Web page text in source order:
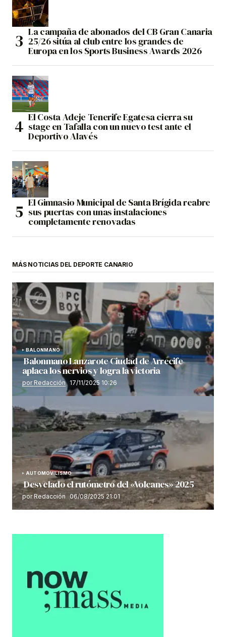
La campaña de abonados del CB Gran Canaria
25/26 sitúa al club entre los grandes de
Europa en los Sports Business Awards 2026
El Costa Adeje Tenerife Egatesa cierra su
stage en Tafalla con un nuevo test ante el
Deportivo Alavés
El Gimnasio Municipal de Santa Brígida reabre
sus puertas con unas instalaciones
completamente renovadas
MÁS NOTICIAS DEL DEPORTE CANARIO
BALONMANO
Balonmano Lanzarote Ciudad de Arrecife
aplaca los nervios y logra la victoria
por Redacción 17/11/2025 10:26
AUTOMOVILISMO
Desvelado el rutómetro del «Volcanes» 2025
por Redacción 06/08/2025 21:01